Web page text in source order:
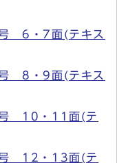
6・7面(テキス
8・9面(テキス
10・11面(テ
12・13面(テ